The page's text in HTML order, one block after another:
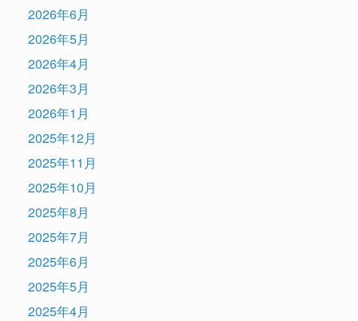
2026年6月
2026年5月
2026年4月
2026年3月
2026年1月
2025年12月
2025年11月
2025年10月
2025年8月
2025年7月
2025年6月
2025年5月
2025年4月